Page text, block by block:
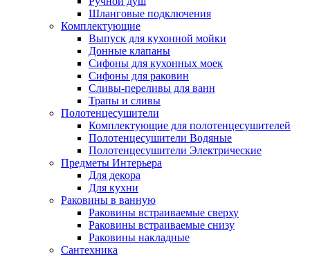
Шланговые подключения
Комплектующие
Выпуск для кухонной мойки
Донные клапаны
Сифоны для кухонных моек
Сифоны для раковин
Сливы-переливы для ванн
Трапы и сливы
Полотенцесушители
Комплектующие для полотенцесушителей
Полотенцесушители Водяные
Полотенцесушители Электрические
Предметы Интерьера
Для декора
Для кухни
Раковины в ванную
Раковины встраиваемые сверху
Раковины встраиваемые снизу
Раковины накладные
Сантехника